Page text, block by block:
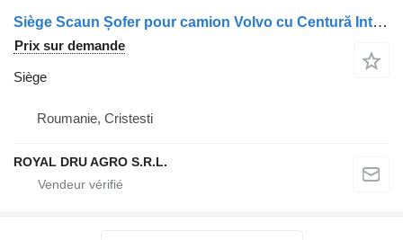
Siège Scaun Șofer pour camion Volvo cu Centură Integrată și Reglaje Multiple
Prix sur demande
Siège
Roumanie, Cristesti
ROYAL DRU AGRO S.R.L.